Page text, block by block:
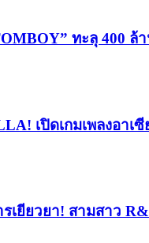
ทะลุ 400
เปิดเกมเพลงอาเ
เยียวยา! สามสาว